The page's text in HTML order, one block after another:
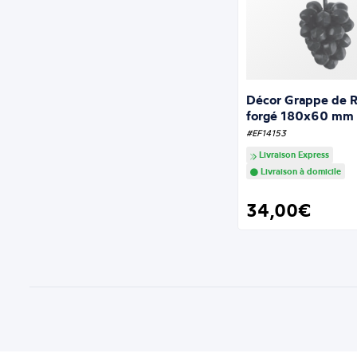
Décor Grappe de
forgé 180x60 mm
#EF14153
Livraison Express
Livraison à domicile
34,00€